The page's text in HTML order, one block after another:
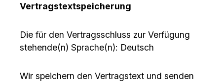
Vertragstextspeicherung
Die für den Vertragsschluss zur Verfügung
stehende(n) Sprache(n): Deutsch
Wir speichern den Vertragstext und senden